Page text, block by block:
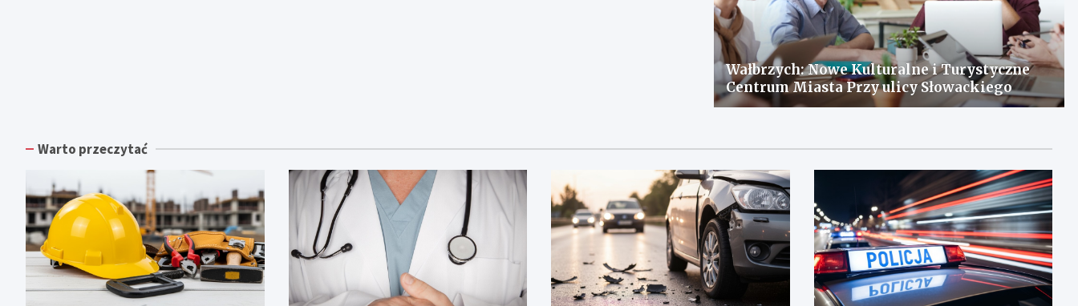
Wałbrzych: Nowe Kulturalne i Turystyczne
Centrum Miasta Przy ulicy Słowackiego
Warto przeczytać